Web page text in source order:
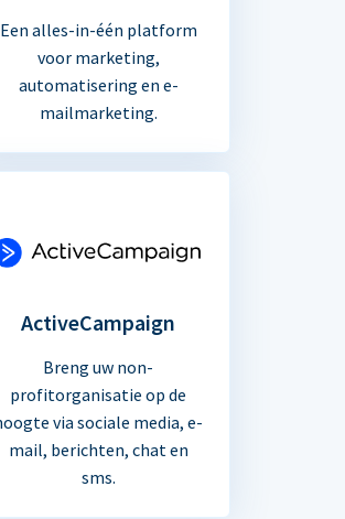
Een alles-in-één platform
voor marketing,
automatisering en e-
mailmarketing.
ActiveCampaign
Breng uw non-
profitorganisatie op de
via sociale media, e-
mail, berichten, chat en
sms.